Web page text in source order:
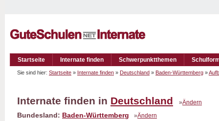
Startseite Internate finden Schwerpunktthemen
Sie sind hier: Startseite » Internate finden » Deutschland » Baden-Württemberg »
Internate finden in Deutschland »Ändern
Bundesland: Baden-Württemberg »Ändern